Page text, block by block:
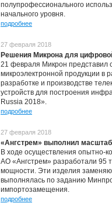
полупрофессионального
начального уровня.
подробнее
27 февраля 2018
Решения Микрона для
21 февраля Микрон представил
микроэлектронной продукции
разработке и производстве
устройств для построения
Russia 2018».
подробнее
27 февраля 2018
«Ангстрем» выполнил
В ходе осуществления опытно-
АО «Ангстрем» разработали 95
мощности. Эти изделия
выполнялась по заданию
импортозамещения.
подробнее